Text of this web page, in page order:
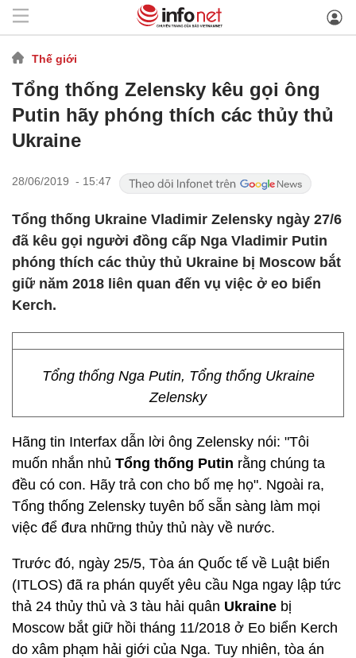
Thế giới
Tổng thống Zelensky kêu gọi ông
Putin hãy phóng thích các thủy thủ
Ukraine
28/06/2019 - 15:47
Tổng thống Ukraine Vladimir Zelensky ngày 27/6
đã kêu gọi người đồng cấp Nga Vladimir Putin
phóng thích các thủy thủ Ukraine bị Moscow bắt
giữ năm 2018 liên quan đến vụ việc ở eo biển
Kerch.
Tổng thống Nga Putin, Tổng thống Ukraine
Zelensky
Hãng tin Interfax dẫn lời ông Zelensky nói: "Tôi
muốn nhắn nhủ Tổng thống Putin rằng chúng ta
đều có con. Hãy trả con cho bố mẹ họ". Ngoài ra,
Tổng thống Zelensky tuyên bố sẵn sàng làm mọi
việc để đưa những thủy thủ này về nước.
Trước đó, ngày 25/5, Tòa án Quốc tế về Luật biển
(ITLOS) đã ra phán quyết yêu cầu Nga ngay lập tức
thả 24 thủy thủ và 3 tàu hải quân Ukraine bị
Moscow bắt giữ hồi tháng 11/2018 ở Eo biển Kerch
do xâm phạm hải giới của Nga. Tuy nhiên, tòa án